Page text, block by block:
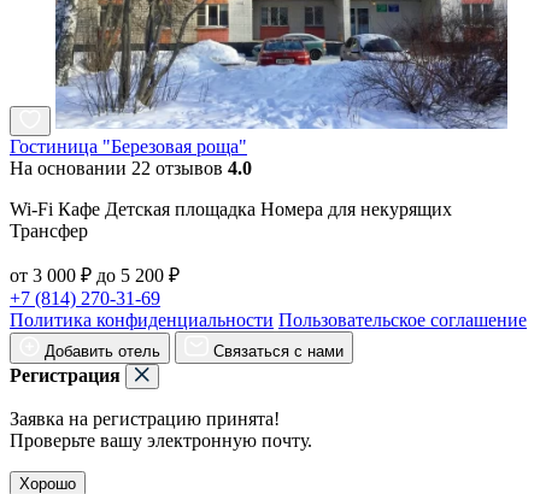
Гостиница "Березовая роща"
На основании 22 отзывов 4.0
Wi-Fi Кафе Детская площадка Номера для некурящих
Трансфер
от 3 000 ₽ до 5 200 ₽
+7 (814) 270-31-69
Политика конфиденциальности Пользовательское соглашение
Добавить отель Связаться с нами
Регистрация
Заявка на регистрацию принята!
Проверьте вашу электронную почту.
Хорошо